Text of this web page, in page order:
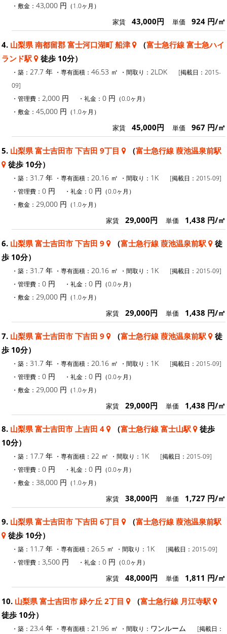
・敷金： 43,000 円 （1.0ヶ月）
家賃 43,000円 単価 924 円/㎡
4. 山梨県 南都留郡 富士河口湖町 船津 （富士急行線 富士急ハイ
ランド駅
徒歩 10分）
・築： 27.7 年 ・専有面積： 46.53 ㎡ ・間取り： 2LDK
[掲載日：2015-
09]
・管理費： 2,000 円 ・礼金： 0 円 （0.0ヶ月）
・敷金： 45,000 円 （1.0ヶ月）
家賃 45,000円 単価 967 円/㎡
5. 山梨県 富士吉田市 下吉田 9丁目 （富士急行線 葭池温泉前駅
徒歩 10分）
・築： 31.7 年 ・専有面積： 20.16 ㎡ ・間取り： 1K
[掲載日：2015-09]
・管理費： 0 円 ・礼金： 0 円 （0.0ヶ月）
・敷金： 29,000 円 （1.0ヶ月）
家賃 29,000円 単価 1,438 円/㎡
6. 山梨県 富士吉田市 下吉田 9 （富士急行線 葭池温泉前駅
徒
歩 10分）
・築： 31.7 年 ・専有面積： 20.16 ㎡ ・間取り： 1K
[掲載日：2015-09]
・管理費： 0 円 ・礼金： 0 円 （0.0ヶ月）
・敷金： 29,000 円 （1.0ヶ月）
家賃 29,000円 単価 1,438 円/㎡
7. 山梨県 富士吉田市 下吉田 9 （富士急行線 葭池温泉前駅
徒
歩 10分）
・築： 31.7 年 ・専有面積： 20.16 ㎡ ・間取り： 1K
[掲載日：2015-09]
・管理費： 0 円 ・礼金： 0 円 （0.0ヶ月）
・敷金： 29,000 円 （1.0ヶ月）
家賃 29,000円 単価 1,438 円/㎡
8. 山梨県 富士吉田市 上吉田 4 （富士急行線 富士山駅
徒歩
10分）
・築： 17.7 年 ・専有面積： 22 ㎡ ・間取り： 1K
[掲載日：2015-09]
・管理費： 0 円 ・礼金： 0 円 （0.0ヶ月）
・敷金： 38,000 円 （1.0ヶ月）
家賃 38,000円 単価 1,727 円/㎡
9. 山梨県 富士吉田市 下吉田 6丁目 （富士急行線 葭池温泉前駅
徒歩 10分）
・築： 11.7 年 ・専有面積： 26.5 ㎡ ・間取り： 1K
[掲載日：2015-09]
・管理費： 3,500 円 ・礼金： 0 円 （0.0ヶ月）
家賃 48,000円 単価 1,811 円/㎡
10. 山梨県 富士吉田市 緑ケ丘 2丁目 （富士急行線 月江寺駅
徒歩 10分）
・築： 23.4 年 ・専有面積： 21.96 ㎡ ・間取り： ワンルーム
[掲載日：